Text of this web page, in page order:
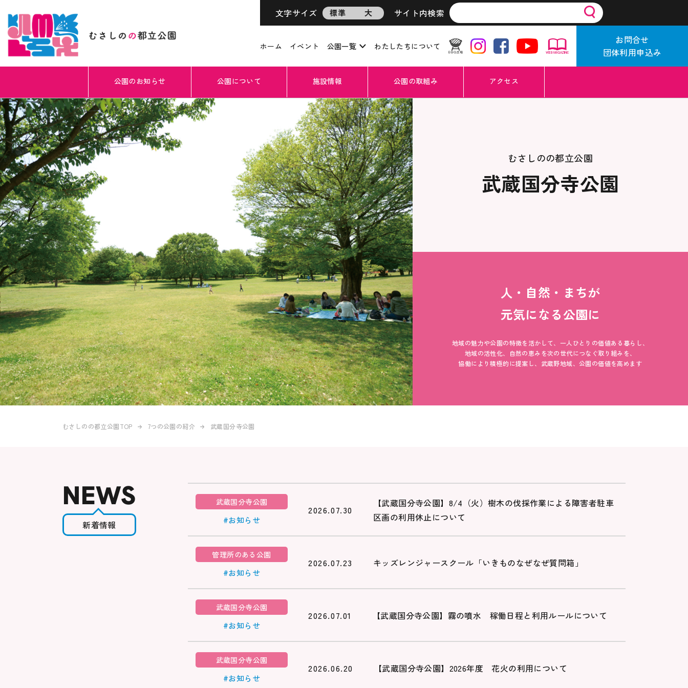
文字サイズ 標準 大 サイト内検索
ホーム イベント 公園一覧 わたしたちについて
お問合せ
団体利用申込み
公園のお知らせ 公園について 施設情報 公園の取組み アクセス
むさしのの都立公園
武蔵国分寺公園
人・自然・まちが
元気になる公園に
地域の魅力や公園の特徴を活かして、一人ひとりの価値ある暮らし、
地域の活性化、自然の恵みを次の世代につなぐ取り組みを、
協働により積極的に提案し、武蔵野地域、公園の価値を高めます
むさしのの都立公園TOP 7つの公園の紹介 武蔵国分寺公園
NEWS
新着情報
武蔵国分寺公園
#お知らせ
2026.07.30
【武蔵国分寺公園】8/4（火）樹木の伐採作業による障害者駐車
区画の利用休止について
管理所のある公園
#お知らせ
2026.07.23 キッズレンジャースクール「いきものなぜなぜ質問箱」
武蔵国分寺公園
#お知らせ
2026.07.01 【武蔵国分寺公園】霧の噴水 稼働日程と利用ルールについて
武蔵国分寺公園
#お知らせ
2026.06.20 【武蔵国分寺公園】2026年度 花火の利用について